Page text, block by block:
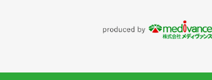
t
he医院開業
roduced by 株式会社メディ